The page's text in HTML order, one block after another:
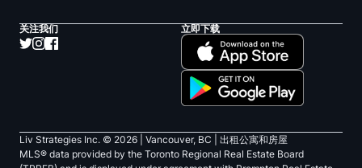
关注我们 立即下载
Liv Strategies Inc. © 2026 | Vancouver, BC |
出租公寓和房屋
MLS® data provided by the Toronto Regional Real Estate Board